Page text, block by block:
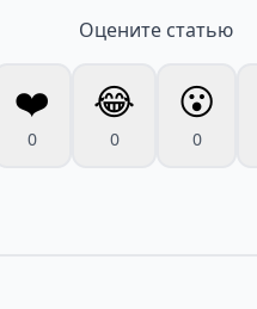
Оцените статью
❤️
0
😂
0
😮
0